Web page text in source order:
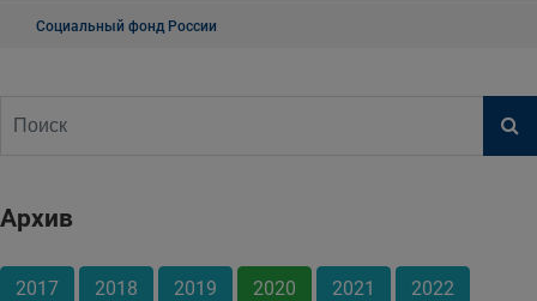
Социальный фонд России
Архив
2017 2018 2019 2020 2021 2022